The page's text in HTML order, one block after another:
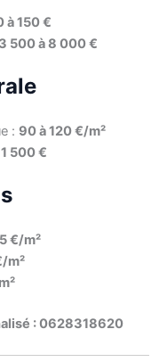
à 150 €
3 500 à 8 000 €
: 90 à 120 €/m²
500 €
€/m²
m²
: 0628318620